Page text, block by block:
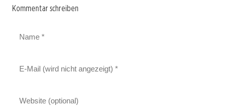
Kommentar schreiben